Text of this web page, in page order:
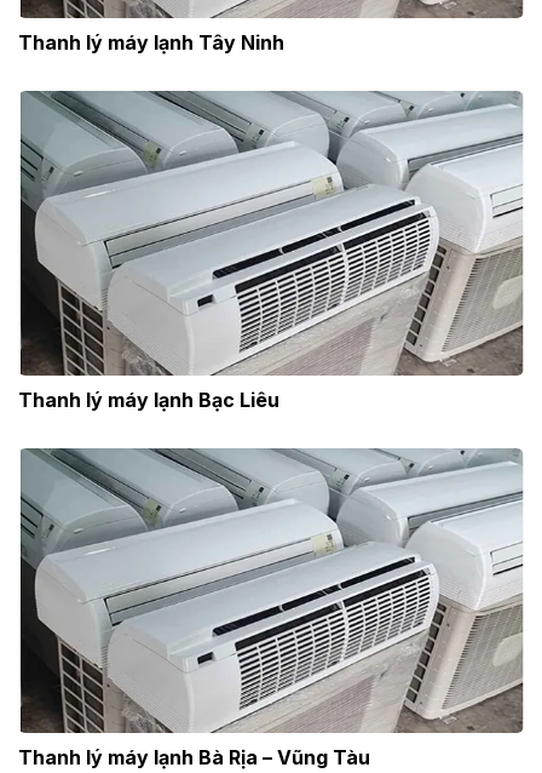
Thanh lý máy lạnh Tây Ninh
Thanh lý máy lạnh Bạc Liêu
Thanh lý máy lạnh Bà Rịa – Vũng Tàu